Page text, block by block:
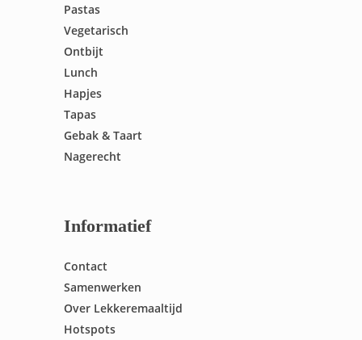
Pastas
Vegetarisch
Ontbijt
Lunch
Hapjes
Tapas
Gebak & Taart
Nagerecht
Informatief
Contact
Samenwerken
Over Lekkeremaaltijd
Hotspots